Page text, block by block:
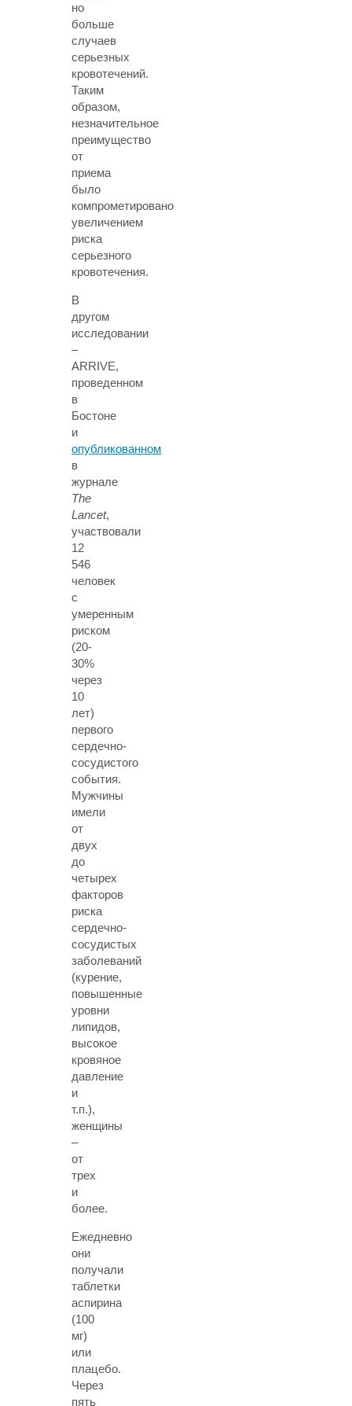
но
больше
случаев
серьезных
кровотечений.
Таким
образом,
незначительное
преимущество
от
приема
было
компрометировано
увеличением
риска
серьезного
кровотечения.
В
другом
исследовании
–
ARRIVE,
проведенном
в
Бостоне
и
опубликованном
в
журнале
The
Lancet,
участвовали
12
546
человек
с
умеренным
риском
(20-
30%
через
10
лет)
первого
сердечно-
сосудистого
события.
Мужчины
имели
от
двух
до
четырех
факторов
риска
сердечно-
сосудистых
заболеваний
(курение,
повышенные
уровни
липидов,
высокое
кровяное
давление
и
т.п.),
женщины
–
от
трех
и
более.
Ежедневно
они
получали
таблетки
аспирина
(100
мг)
или
плацебо.
Через
пять